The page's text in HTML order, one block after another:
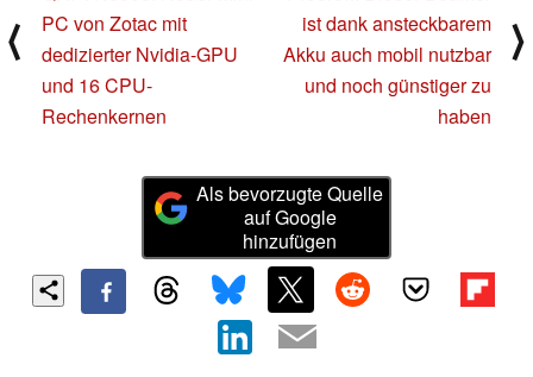
⟨
PC von Zotac mit
dedizierter Nvidia-GPU
und 16 CPU-
Rechenkernen
ist dank ansteckbarem
Akku auch mobil nutzbar
und noch günstiger zu
haben
⟩
Als bevorzugte Quelle
auf Google
hinzufügen